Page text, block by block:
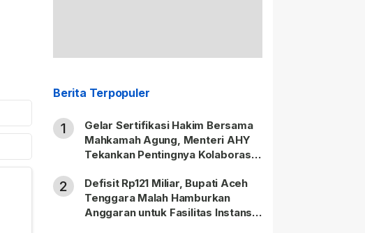
Berita Terpopuler
1
Gelar Sertifikasi Hakim Bersama
Mahkamah Agung, Menteri AHY
Tekankan Pentingnya Kolaborasi
Masyarakat
2
Defisit Rp121 Miliar, Bupati Aceh
Tenggara Malah Hamburkan
Anggaran untuk Fasilitas Instansi